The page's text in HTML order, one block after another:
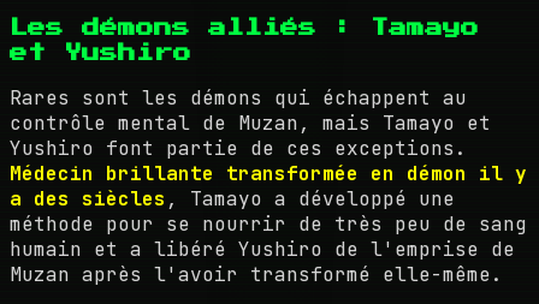
Les démons alliés : Tamayo
et Yushiro
Rares sont les démons qui échappent au
contrôle mental de Muzan, mais Tamayo et
Yushiro font partie de ces exceptions.
Médecin brillante transformée en démon il y
a des siècles , Tamayo a développé une
méthode pour se nourrir de très peu de sang
humain et a libéré Yushiro de l'emprise de
Muzan après l'avoir transformé elle-même.